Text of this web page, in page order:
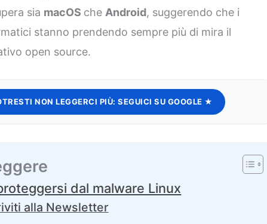
sia macOS che Android, suggerendo che i
stanno prendendo sempre più di mira il
open source.
NON LEGGERCI PIÙ: SEGUICI SU GOOGLE ★
dal malware Linux
alla Newsletter